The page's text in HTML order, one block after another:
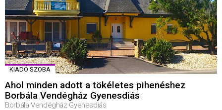
KIADÓ SZOBA
Ahol minden adott a tökéletes pihenéshez
Borbála Vendégház Gyenesdiás
Borbála Vendégház Gyenesdiás